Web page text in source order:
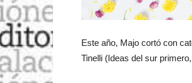
Este año, Majo cortó con
Tinelli (Ideas del sur